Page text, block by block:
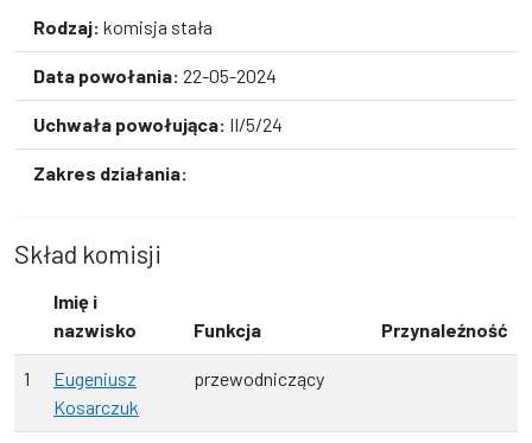
Rodzaj: komisja stała
Data powołania: 22-05-2024
Uchwała powołująca: II/5/24
Zakres działania:
Skład komisji
Imię i
nazwisko
Funkcja Przynaleźność
1
Eugeniusz
Kosarczuk
przewodniczący